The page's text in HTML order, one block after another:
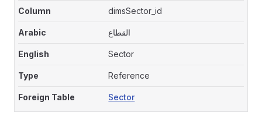
dimsSector_id
القطاع
Sector
Reference
Sector